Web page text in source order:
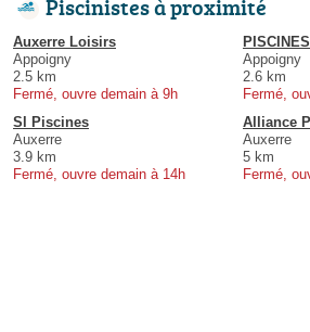
Piscinistes à proximité
Auxerre Loisirs
Appoigny
2.5 km
Fermé, ouvre demain à 9h
Appoigny
2.6 km
Fermé,
Sl Piscines
Auxerre
3.9 km
Fermé, ouvre demain à 14h
Alliance
Auxerre
5 km
Fermé,